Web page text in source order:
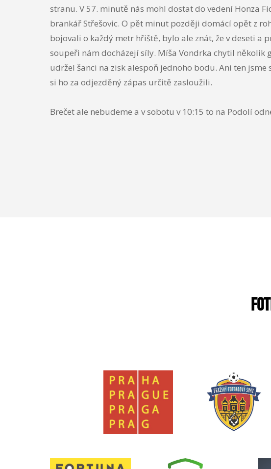
stranu. V 57. minutě nás mohl dostat do vedení Honza
brankář Střešovic. O pět minut později domácí opět z
bojovali o každý metr hřiště, bylo ale znát, že v deseti a
soupeři nám docházejí síly. Míša Vondrka chytil několik
udržel šanci na zisk alespoň jednoho bodu. Ani ten jsme
si ho za odjezděný zápas určitě zasloužili.
Brečet ale nebudeme a v sobotu v 10:15 to na Podolí